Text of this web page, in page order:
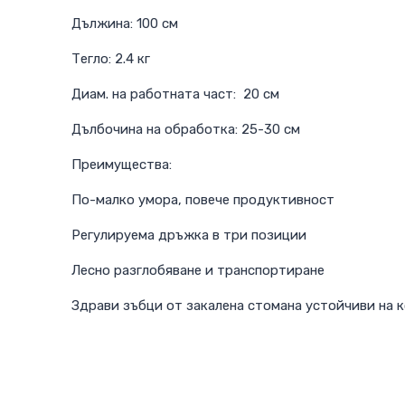
Дължина: 100 см
Тегло: 2.4 кг
Диам. на работната част: 20 см
Дълбочина на обработка: 25-30 см
Преимущества:
По-малко умора, повече продуктивност
Регулируема дръжка в три позиции
Лесно разглобяване и транспортиране
Здрави зъбци от закалена стомана устойчиви на